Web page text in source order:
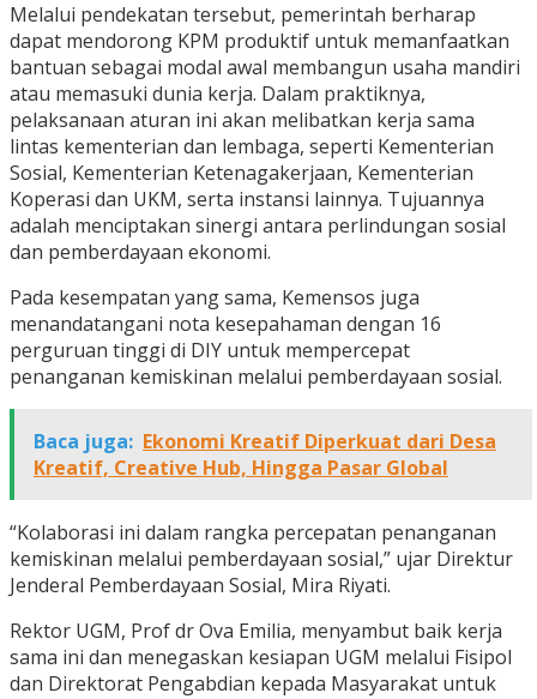
Melalui pendekatan tersebut, pemerintah berharap
dapat mendorong KPM produktif untuk memanfaatkan
bantuan sebagai modal awal membangun usaha mandiri
atau memasuki dunia kerja. Dalam praktiknya,
pelaksanaan aturan ini akan melibatkan kerja sama
lintas kementerian dan lembaga, seperti Kementerian
Sosial, Kementerian Ketenagakerjaan, Kementerian
Koperasi dan UKM, serta instansi lainnya. Tujuannya
adalah menciptakan sinergi antara perlindungan sosial
dan pemberdayaan ekonomi.
Pada kesempatan yang sama, Kemensos juga
menandatangani nota kesepahaman dengan 16
perguruan tinggi di DIY untuk mempercepat
penanganan kemiskinan melalui pemberdayaan sosial.
Baca juga: Ekonomi Kreatif Diperkuat dari Desa
Kreatif, Creative Hub, Hingga Pasar Global
“Kolaborasi ini dalam rangka percepatan penanganan
kemiskinan melalui pemberdayaan sosial,” ujar Direktur
Jenderal Pemberdayaan Sosial, Mira Riyati.
Rektor UGM, Prof dr Ova Emilia, menyambut baik kerja
sama ini dan menegaskan kesiapan UGM melalui Fisipol
dan Direktorat Pengabdian kepada Masyarakat untuk